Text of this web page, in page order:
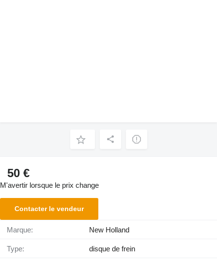
50 €
M'avertir lorsque le prix change
Contacter le vendeur
Marque: New Holland
Type: disque de frein